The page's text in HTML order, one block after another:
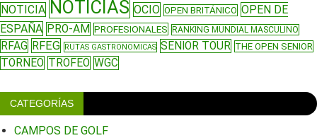
NOTICIA NOTICIAS OCIO OPEN BRITÁNICO OPEN DE
ESPAÑA PRO-AM PROFESIONALES RANKING MUNDIAL MASCULINO
RFAG RFEG RUTAS GASTRONOMICAS SENIOR TOUR THE OPEN SENIOR
TORNEO TROFEO WGC
CATEGORÍAS
CAMPOS DE GOLF